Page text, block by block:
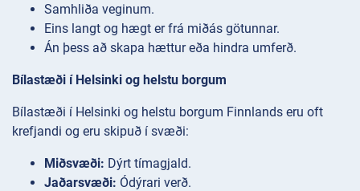
Samhliða veginum.
Eins langt og hægt er frá miðás götunnar.
Án þess að skapa hættur eða hindra umferð.
Bílastæði í Helsinki og helstu borgum
Bílastæði í Helsinki og helstu borgum Finnlands eru oft
krefjandi og eru skipuð í svæði:
Miðsvæði: Dýrt tímagjald.
Jaðarsvæði: Ódýrari verð.